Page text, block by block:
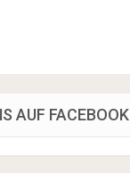
AUF FACEBOOK